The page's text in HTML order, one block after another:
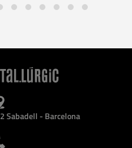
Sabadell - Barcelona